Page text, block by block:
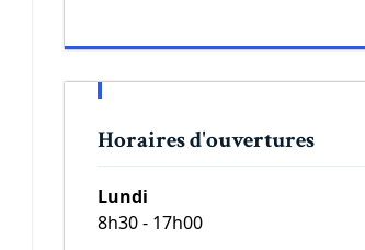
Horaires d'ouvertures
Lundi
8h30 - 17h00